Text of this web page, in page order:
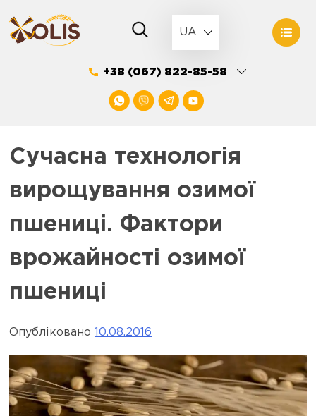
to
content
UA
+38 (067) 822-85-58
Сучасна технологія
вирощування озимої
пшениці. Фактори
врожайності озимої
пшениці
Опубліковано 10.08.2016